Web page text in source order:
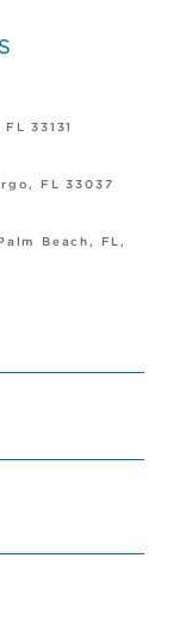
33131
FL 33037
Beach, FL,